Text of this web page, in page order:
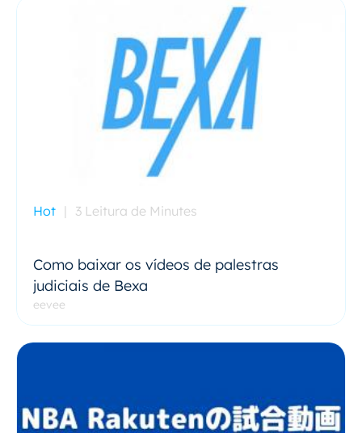
Hot | 3 Leitura de Minutes
Como baixar os vídeos de palestras
judiciais de Bexa
eevee